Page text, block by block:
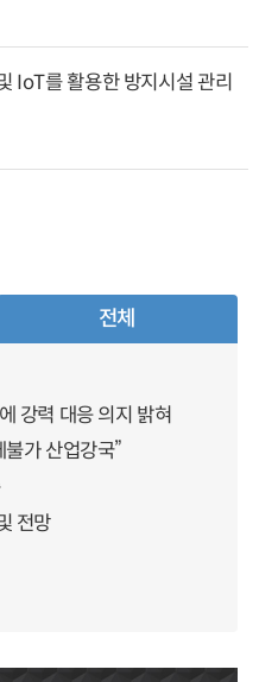
IoT를 활용한 방지시설 관리
전체
강력 대응 의지 밝혀
가 산업강국”
전망